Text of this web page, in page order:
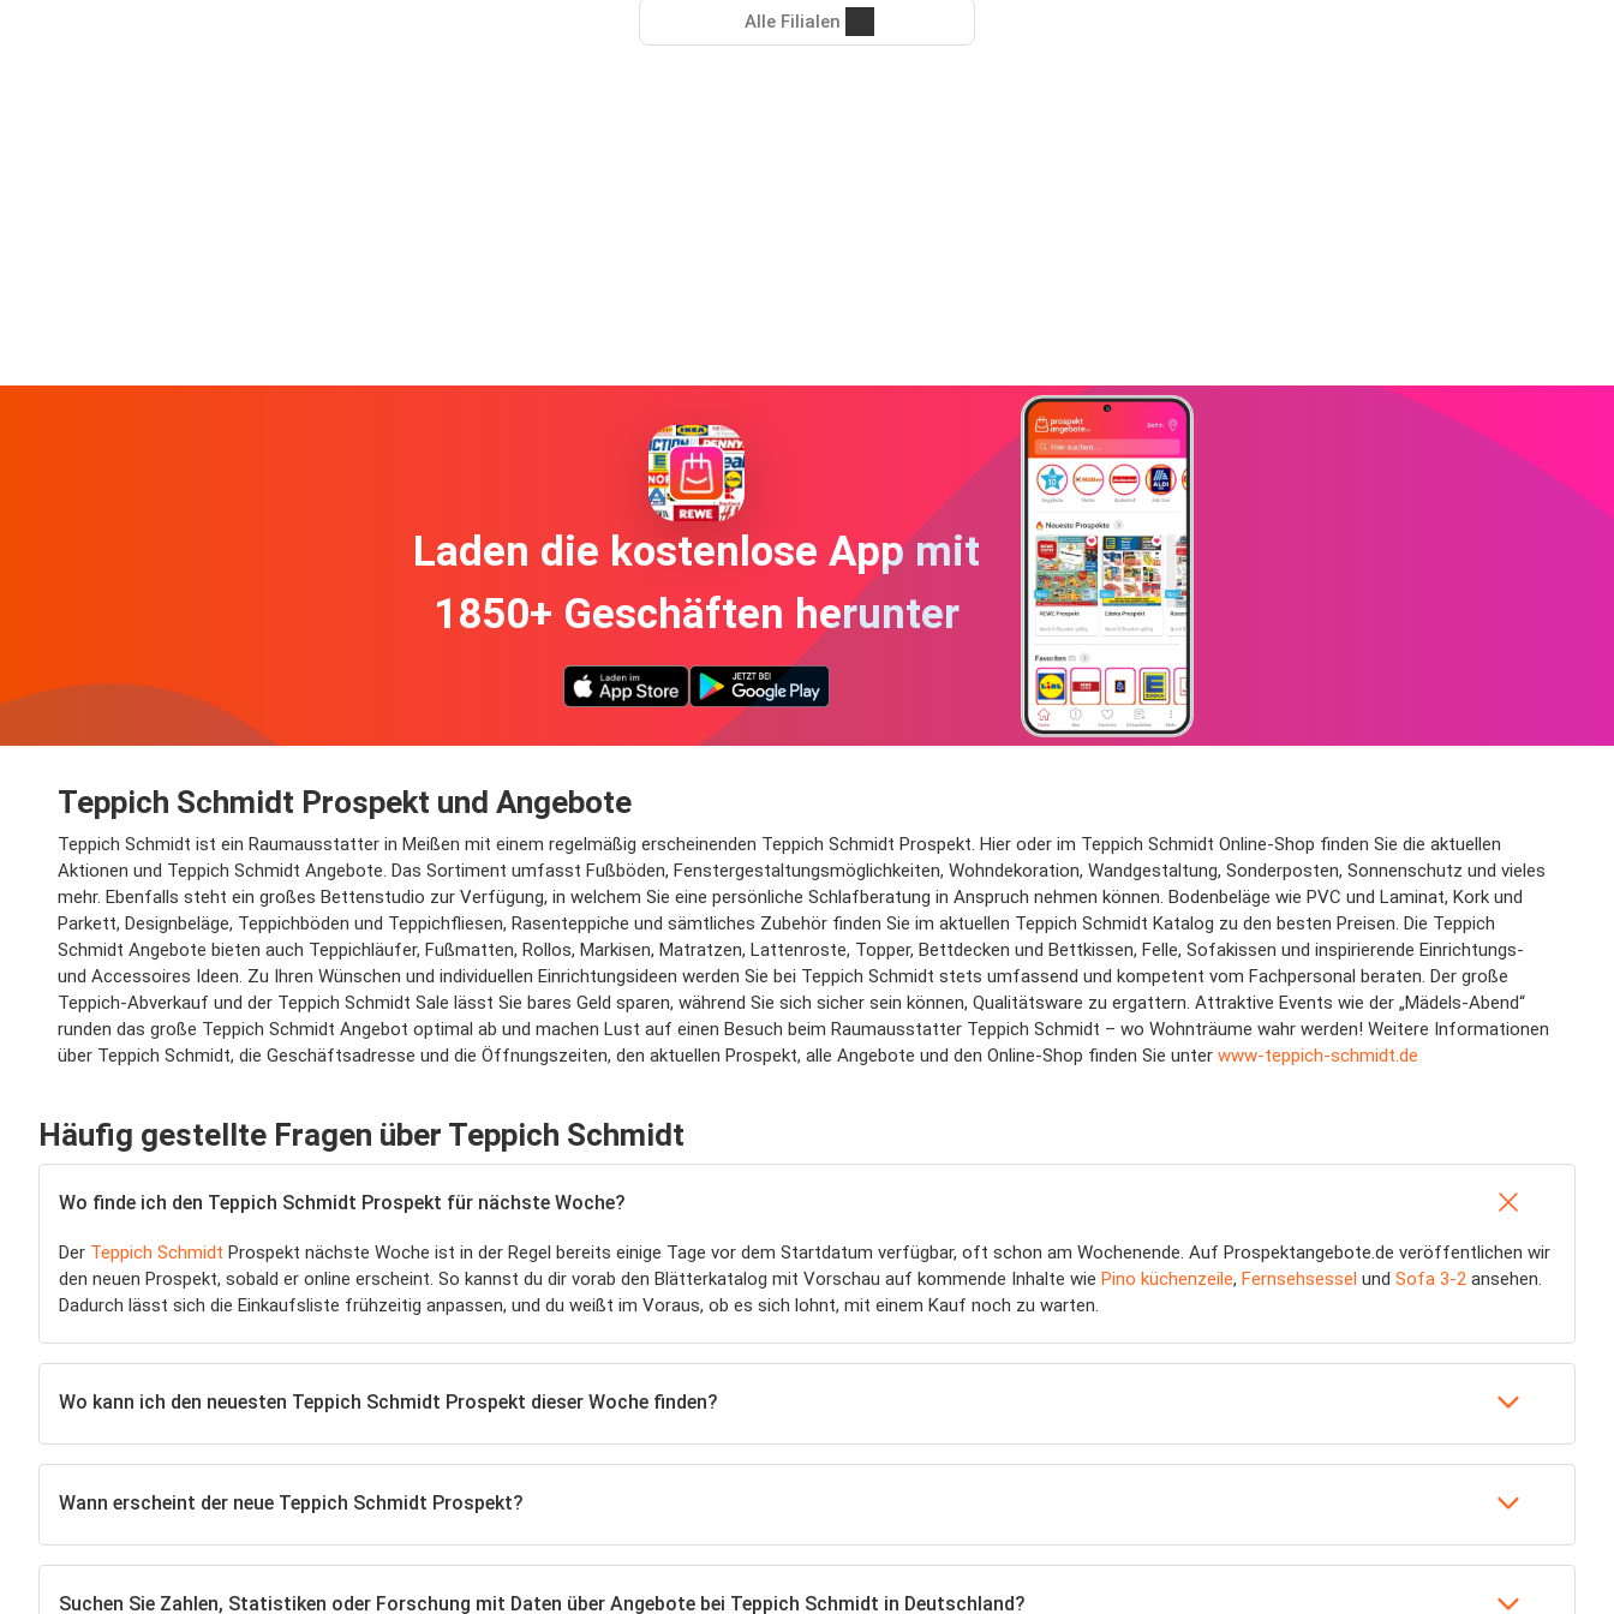
Alle Filialen
Laden die kostenlose App mit
1850+ Geschäften herunter
Teppich Schmidt Prospekt und Angebote
Teppich Schmidt ist ein Raumausstatter in Meißen mit einem regelmäßig erscheinenden Teppich Schmidt Prospekt. Hier oder im Teppich Schmidt Online-Shop finden Sie die aktuellen
Aktionen und Teppich Schmidt Angebote. Das Sortiment umfasst Fußböden, Fenstergestaltungsmöglichkeiten, Wohndekoration, Wandgestaltung, Sonderposten, Sonnenschutz und vieles
mehr. Ebenfalls steht ein großes Bettenstudio zur Verfügung, in welchem Sie eine persönliche Schlafberatung in Anspruch nehmen können. Bodenbeläge wie PVC und Laminat, Kork und
Parkett, Designbeläge, Teppichböden und Teppichfliesen, Rasenteppiche und sämtliches Zubehör finden Sie im aktuellen Teppich Schmidt Katalog zu den besten Preisen. Die Teppich
Schmidt Angebote bieten auch Teppichläufer, Fußmatten, Rollos, Markisen, Matratzen, Lattenroste, Topper, Bettdecken und Bettkissen, Felle, Sofakissen und inspirierende Einrichtungs-
und Accessoires Ideen. Zu Ihren Wünschen und individuellen Einrichtungsideen werden Sie bei Teppich Schmidt stets umfassend und kompetent vom Fachpersonal beraten. Der große
Teppich-Abverkauf und der Teppich Schmidt Sale lässt Sie bares Geld sparen, während Sie sich sicher sein können, Qualitätsware zu ergattern. Attraktive Events wie der „Mädels-Abend“
runden das große Teppich Schmidt Angebot optimal ab und machen Lust auf einen Besuch beim Raumausstatter Teppich Schmidt – wo Wohnträume wahr werden! Weitere Informationen
über Teppich Schmidt, die Geschäftsadresse und die Öffnungszeiten, den aktuellen Prospekt, alle Angebote und den Online-Shop finden Sie unter www-teppich-schmidt.de
Häufig gestellte Fragen über Teppich Schmidt
Wo finde ich den Teppich Schmidt Prospekt für nächste Woche?
Der Teppich Schmidt Prospekt nächste Woche ist in der Regel bereits einige Tage vor dem Startdatum verfügbar, oft schon am Wochenende. Auf Prospektangebote.de veröffentlichen wir
den neuen Prospekt, sobald er online erscheint. So kannst du dir vorab den Blätterkatalog mit Vorschau auf kommende Inhalte wie Pino küchenzeile, Fernsehsessel und Sofa 3-2 ansehen.
Dadurch lässt sich die Einkaufsliste frühzeitig anpassen, und du weißt im Voraus, ob es sich lohnt, mit einem Kauf noch zu warten.
Wo kann ich den neuesten Teppich Schmidt Prospekt dieser Woche finden?
Wann erscheint der neue Teppich Schmidt Prospekt?
Suchen Sie Zahlen, Statistiken oder Forschung mit Daten über Angebote bei Teppich Schmidt in Deutschland?